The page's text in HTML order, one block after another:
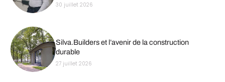
30 juillet 2026
Silva.Builders et l’avenir de la construction
durable
27 juillet 2026